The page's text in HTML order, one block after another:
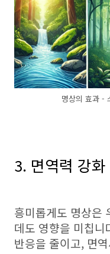
명상의 효과 -
3. 면역력 강화
흥미롭게도 명상은
데도 영향을 미칩
반응을 줄이고, 면